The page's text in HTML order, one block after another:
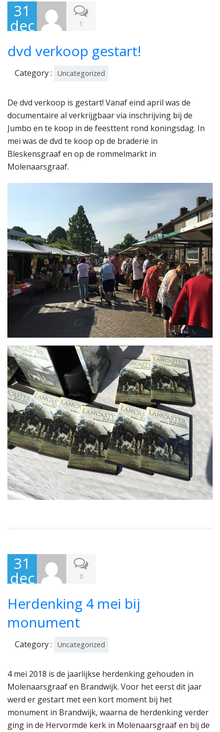
31
dec
ber
201
1
dvd verkoop gestart!
Category : Uncategorized
De dvd verkoop is gestart! Vanaf eind april was de
documentaire al verkrijgbaar via inschrijving bij de
Jumbo en te koop in de feesttent rond koningsdag. In
mei was de dvd te koop op de braderie in
Bleskensgraaf en op de rommelmarkt in
Molenaarsgraaf.
31
dec
ber
201
8
0
Herdenking 4 mei bij
monument
Category : Uncategorized
4 mei 2018 is de jaarlijkse herdenking gehouden in
Molenaarsgraaf en Brandwijk. Voor het eerst dit jaar
werd er gestart met een kort moment bij het
monument in Brandwijk, waarna de herdenking verder
ging in de Hervormde kerk in Molenaarsgraaf en bij de